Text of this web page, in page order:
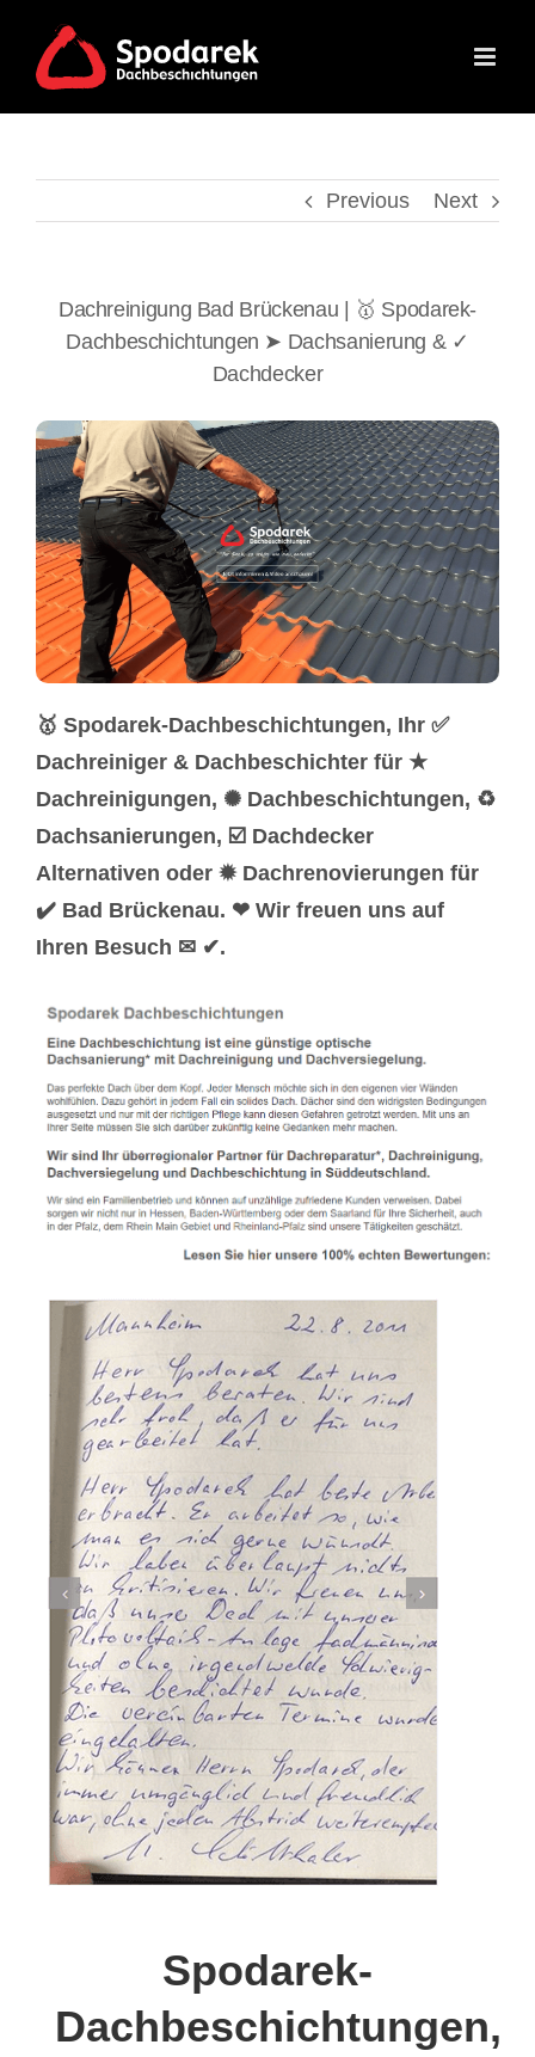
content
Previous Next
Dachreinigung Bad Brückenau | 🥇 Spodarek-
Dachbeschichtungen ➤ Dachsanierung & ✓
Dachdecker
🥇 Spodarek-Dachbeschichtungen, Ihr ✅
Dachreiniger & Dachbeschichter für ★
Dachreinigungen, ✺ Dachbeschichtungen, ♻
Dachsanierungen, ☑️ Dachdecker
Alternativen oder ✹ Dachrenovierungen für
✔️ Bad Brückenau. ❤ Wir freuen uns auf
Ihren Besuch ✉ ✔.
Spodarek-
Dachbeschichtungen,